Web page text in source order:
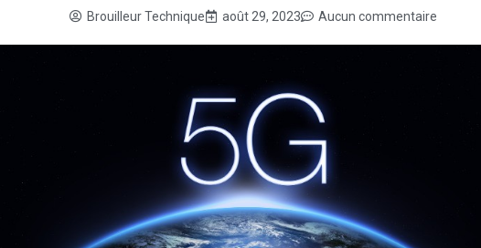
Brouilleur Technique août 29, 2023 Aucun commentaire